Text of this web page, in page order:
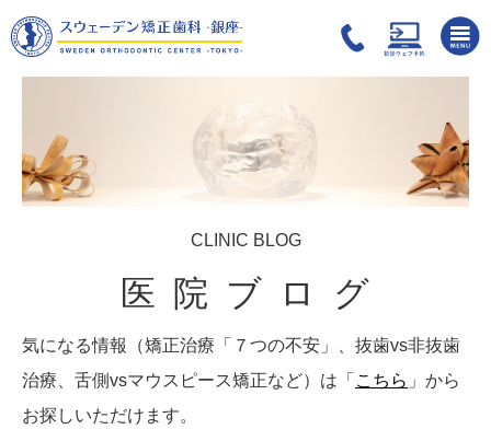
CLINIC BLOG
医院ブログ
気になる情報（矯正治療「７つの不安」、抜歯vs非抜歯
治療、舌側vsマウスピース矯正など）は「 こちら 」から
お探しいただけます。